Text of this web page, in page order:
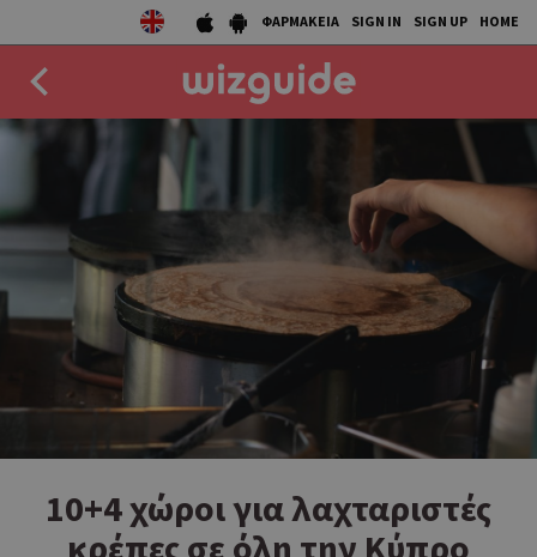
ΦΑΡΜΑΚΕΙΑ SIGN IN SIGN UP HOME
DRINK
50 BEST
AGENDA
COLLECTIONS
10+4 χώροι για λαχταριστές
κρέπες σε όλη την Κύπρο